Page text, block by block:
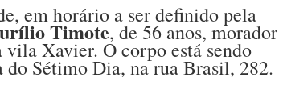
em horário a ser definido pela
Timote, de 56 anos, morador
Xavier. O corpo está sendo
Sétimo Dia, na rua Brasil, 282.